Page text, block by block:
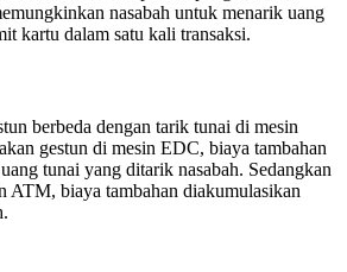
nasabah untuk menarik uang
kartu dalam satu kali transaksi.
berbeda dengan tarik tunai di mesin
gestun di mesin EDC, biaya tambahan
tunai yang ditarik nasabah. Sedangkan
ATM, biaya tambahan diakumulasikan